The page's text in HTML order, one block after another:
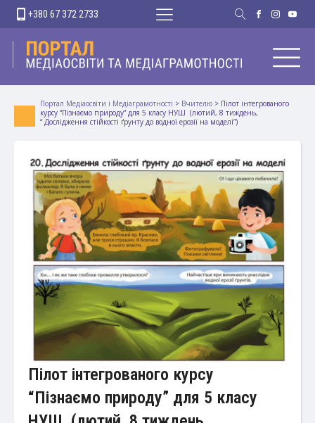
+380 67 372 2733
Портал Медіаосвіти і Медіаграмотності > Вчителю > Пілот інтегрованого
курсу “Пізнаємо природу” для 5 класу НУШ (лютий, 8 тиждень,
“ Дослідження стійкості ґрунту до водної ерозії на моделі”)
Пілот інтегрованого курсу
“Пізнаємо природу” для 5 класу